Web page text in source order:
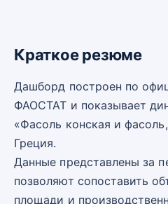
Краткое резюме
Дашборд построен по
ФАОСТАТ и показывает
«Фасоль конская и
Греция.
Данные представлены за
позволяют сопоставить
площади и